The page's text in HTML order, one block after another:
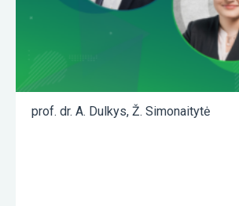
prof. dr. A. Dulkys, Ž. Simonaitytė